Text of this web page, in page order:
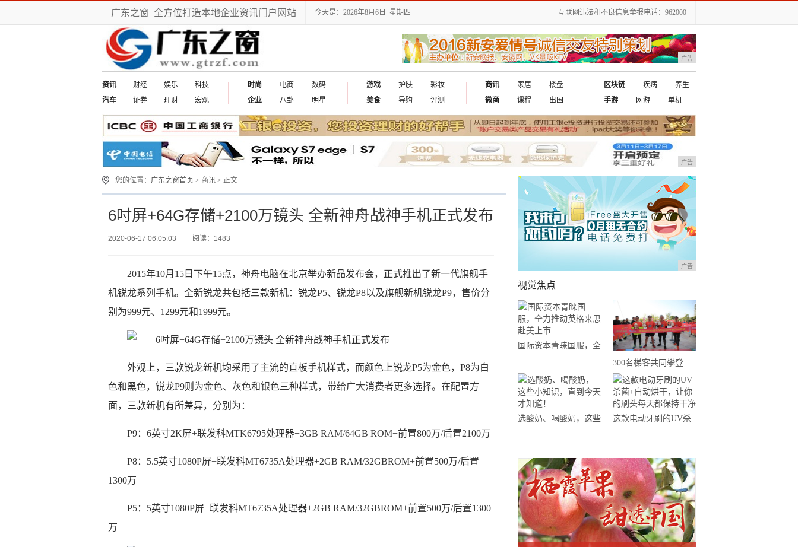
广东之窗_全方位打造本地企业资讯门户网站 今天是：2026年8月6日 星期四 互联网违法和不良信息举报电话：962000
广告
资讯 财经 娱乐
科技
汽车
证券 理财 宏观
时尚 电商
数码
企业
八卦 明星
游戏 护肤
彩妆
美食
导购 评测
商讯 家居
楼盘
微商
课程 出国
区块链 疾病
养生
手游
网游 单机
广告
您的位置： 广东之窗首页 > 商讯 > 正文
6吋屏+64G存储+2100万镜头 全新神舟战神手机正式发布
2020-06-17 06:05:03 阅读：1483
2015年10月15日下午15点，神舟电脑在北京举办新品发布会，正式推出了新一代旗舰手
机锐龙系列手机。全新锐龙共包括三款新机：锐龙P5、锐龙P8以及旗舰新机锐龙P9，售价分
别为999元、1299元和1999元。
外观上，三款锐龙新机均采用了主流的直板手机样式，而颜色上锐龙P5为金色，P8为白
色和黑色，锐龙P9则为金色、灰色和银色三种样式，带给广大消费者更多选择。在配置方
面，三款新机有所差异，分别为：
P9：6英寸2K屏+联发科MTK6795处理器+3GB RAM/64GB ROM+前置800万/后置2100万
P8：5.5英寸1080P屏+联发科MT6735A处理器+2GB RAM/32GBROM+前置500万/后置
1300万
P5：5英寸1080P屏+联发科MT6735A处理器+2GB RAM/32GBROM+前置500万/后置1300
万
广告
视觉焦点
国际资本青睐国服，全
市
300名梯客共同攀登
2019国际垂直马拉松超
级精英赛顺德海骏达中
心站欢乐开跑
选酸奶、喝酸奶，这些
这款电动牙刷的UV杀